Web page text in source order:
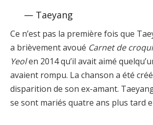
— Taeyang
Ce n’est pas la première fois que
a brièvement avoué Carnet de
Yeolen 2014 qu’il avait aimé
avaient rompu. La chanson a été
disparition de son ex-amant.
se sont mariés quatre ans plus tard